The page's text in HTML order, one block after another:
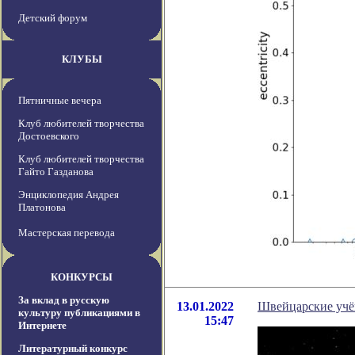
Детский форум
КЛУБЫ
Пятничные вечера
Клуб любителей творчества
Достоевского
Клуб любителей творчества
Гайто Газданова
Энциклопедия Андрея
Платонова
Мастерская перевода
КОНКУРСЫ
За вклад в русскую
культуру публикациями в
Интернете
Литературный конкурс
13.01.2022
15:47
Швейцарские